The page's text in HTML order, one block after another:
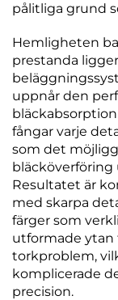
pålitliga grund
Hemligheten
prestanda
uppnår den
fångar varje
som det
bläcköverföring
Resultatet är
med skarpa
färger som
utformade ytan
torkproblem,
komplicerade
precision.